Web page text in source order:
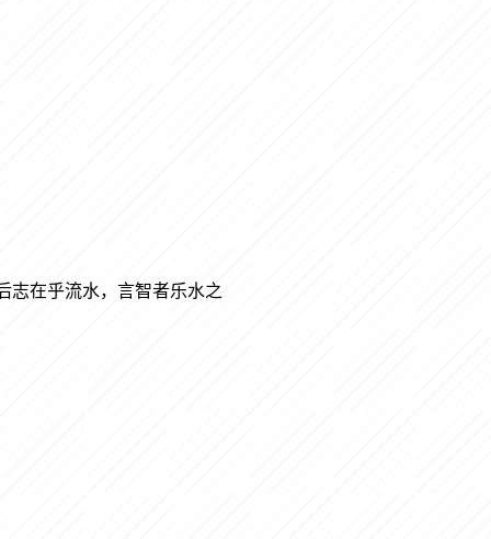
志在乎流水，言智者乐水之